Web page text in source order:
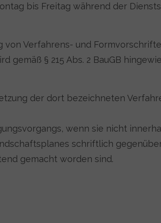
bis Freitag während der
Verfahrens- und
gemäß § 215 Abs. 2 BauGB
der dort bezeichneten
wenn sie nicht
schriftlich
gemacht worden sind.